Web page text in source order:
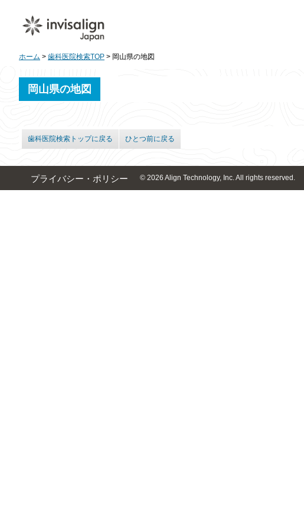
ホーム > 歯科医院検索TOP > 岡山県の地図
岡山県の地図
歯科医院検索トップに戻る ひとつ前に戻る
プライバシー・ポリシー © 2026 Align Technology, Inc. All rights reserved.